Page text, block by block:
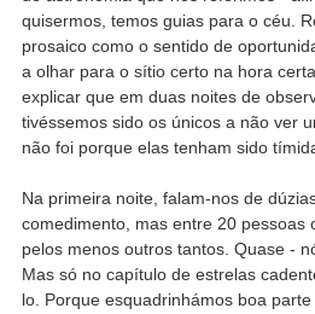
quisermos, temos guias para o céu.
prosaico como o sentido de
a olhar para o sítio certo na hora
explicar que em duas noites de
tivéssemos sido os únicos a não ver
não foi porque elas tenham sido
Na primeira noite, falam-nos de
comedimento, mas entre 20 pessoas
pelos menos outros tantos. Quase -
Mas só no capítulo de estrelas
lo. Porque esquadrinhámos boa parte